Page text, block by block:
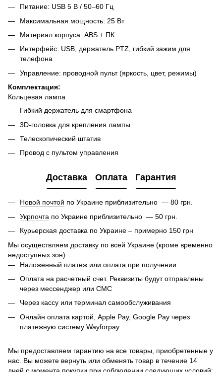
Питание: USB 5 В / 50–60 Гц
Максимальная мощность: 25 Вт
Материал корпуса: ABS + ПК
Интерфейс: USB, держатель PTZ, гибкий зажим для
телефона
Управление: проводной пульт (яркость, цвет, режимы)
Комплектация:
Кольцевая лампа
Гибкий держатель для смартфона
3D-головка для крепления лампы
Телескопический штатив
Провод с пультом управления
Доставка Оплата Гарантия
Новой почтой по Украине приблизительно — 80 грн.
Укрпочта по Украине приблизительно — 50 грн.
Курьерская доставка по Украине – примерно 150 грн
Мы осуществляем доставку по всей Украине (кроме временно
недоступных зон)
Наложенный платеж или оплата при получении
Оплата на расчетный счет. Реквизиты будут отправлены
через мессенджер или СМС
Через кассу или терминал самообслуживания
Онлайн оплата картой, Apple Pay, Google Pay через
платежную систему Wayforpay
Мы предоставляем гарантию на все товары, приобретенные у
нас. Вы можете вернуть или обменять товар в течение 14